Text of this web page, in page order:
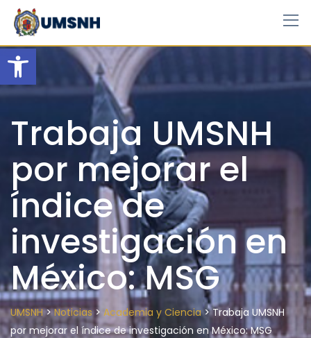
Open toolbar
Skip
content
Trabaja UMSNH
por mejorar el
índice de
investigación en
México: MSG
UMSNH>Noticias> Academia y Ciencia>Trabaja UMSNH
por mejorar el índice de investigación en México: MSG